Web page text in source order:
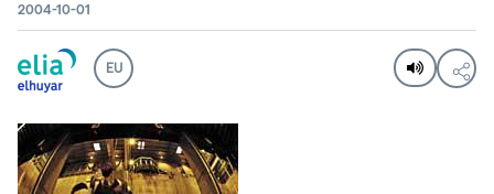
2004-10-01
EU